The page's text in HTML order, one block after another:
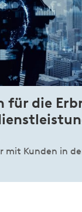
für die
mit Kunden in